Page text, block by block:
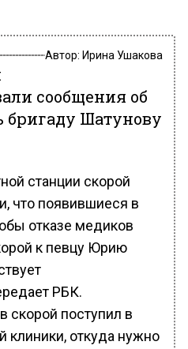
Автор: Ирина Ушакова
сообщения об
бригаду Шатунову
станции скорой
что появившиеся в
отказе медиков
к певцу Юрию
РБК.
скорой поступил в
клиники, откуда нужно